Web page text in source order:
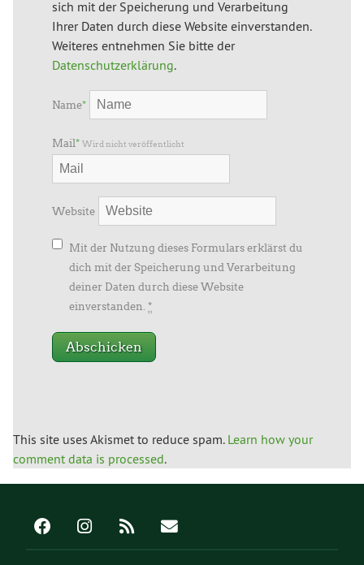
sich mit der Speicherung und Verarbeitung
Ihrer Daten durch diese Website einverstanden.
Weiteres entnehmen Sie bitte der
Datenschutzerklärung.
Name*
Mail* Wird nicht veröffentlicht
Website
Mit der Nutzung dieses Formulars erklärst du
dich mit der Speicherung und Verarbeitung
deiner Daten durch diese Website
einverstanden. *
This site uses Akismet to reduce spam. Learn how your
comment data is processed.